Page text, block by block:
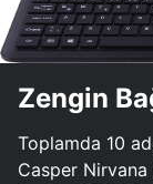
Zengin
Toplamda 10
Casper